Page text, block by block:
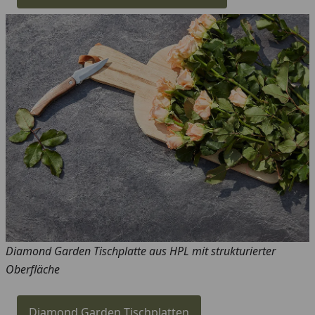
Diamond Garden Tischplatte aus HPL mit strukturierter
Oberfläche